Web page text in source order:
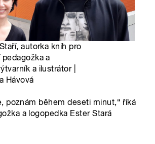
autorka knih pro
a
a ilustrátor |
Hávová
poznám během deseti minut,“ říká
a logopedka Ester Stará